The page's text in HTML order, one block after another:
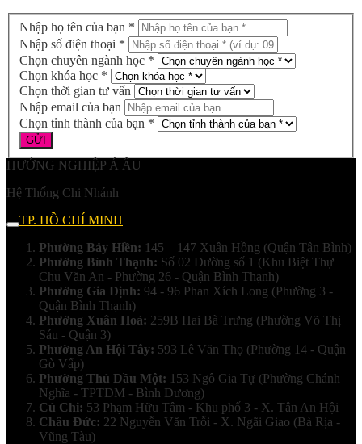
Nhập họ tên của bạn *
Nhập số điện thoại *
Chọn chuyên ngành học *
Chọn khóa học *
Chọn thời gian tư vấn
Nhập email của bạn
Chọn tỉnh thành của bạn *
HƯỚNG NGHIỆP Á ÂU
Hệ Thống Chi Nhánh
TP. HỒ CHÍ MINH
Phường Bảy Hiền: 145 – 147 Xuân Hồng (Quận Tân Bình)
Phường Bình Thạnh: Số 02 Đường số 1 (Khu Biệt Thự
Chu Văn An - Phường 26 - Quận Bình Thạnh)
Phường Gia Định: 94 - 96 Phan Xích Long (Phường 3 -
Quận Bình Thạnh)
Phường Xuân Hoà: 259B Hai Bà Trưng (Phường Võ Thị
Sáu - Quận 3)
Phường An Hội Tây: 593 Lê Văn Thọ (Phường 14 - Quận
Gò Vấp)
Phường Thủ Dầu Một: 153 Ngô Gia Tự (Phường Chánh
Nghĩa - TPTDM - Bình Dương)
Củ Chi: 53 Phạm Hữu Tâm - Khu phố 3 - X. Tân An Hội
Châu Đức: 22 Nguyễn Văn Trỗi - X. Ngãi Giao (Bà Rịa -
Vũng Tàu)